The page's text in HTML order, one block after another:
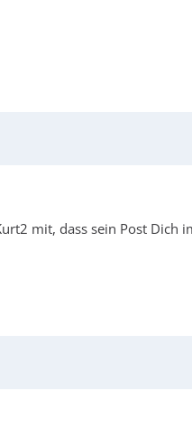
mit, dass sein Post Dich